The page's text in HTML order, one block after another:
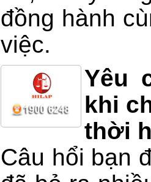
đồng hành
việc.
Yêu
khi
thời
Câu hổi bạn